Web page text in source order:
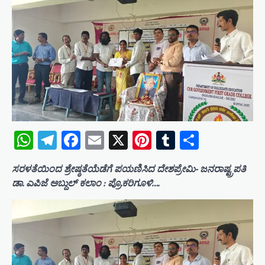
WhatsApp
Telegram
Facebook
Email
X Pinterest
Tumblr
ಸರಳತೆಯಿಂದ ಶ್ರೇಷ್ಠತೆಯೆಡೆಗೆ ಪಯಣಿಸಿದ ದೇಶಪ್ರೇಮಿ- ಜನರಾಷ್ಟ್ರಪತಿ
ಡಾ. ಎಪಿಜೆ ಅಬ್ದುಲ್ ಕಲಾಂ : ಪ್ರೊ.ಕರಿಗೂಳಿ….